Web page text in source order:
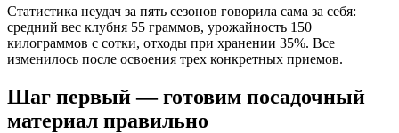
Статистика неудач за пять сезонов говорила сама за себя:
средний вес клубня 55 граммов, урожайность 150
килограммов с сотки, отходы при хранении 35%. Все
изменилось после освоения трех конкретных приемов.
Шаг первый — готовим посадочный
материал правильно